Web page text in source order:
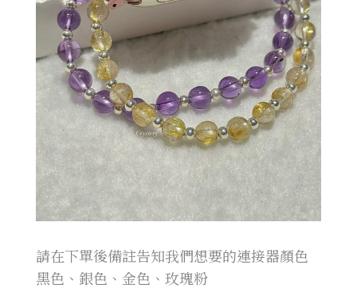
請在下單後備註告知我們想要的連接器顏色
黑色、銀色、金色、玫瑰粉